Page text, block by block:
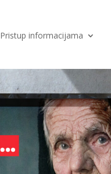
Pristup informacijama